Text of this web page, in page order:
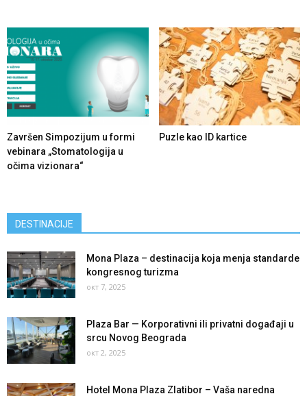
Završen Simpozijum u formi
vebinara „Stomatologija u
očima vizionara“
Puzle kao ID kartice
DESTINACIJE
Mona Plaza – destinacija koja menja standarde
kongresnog turizma
окт 7, 2025
Plaza Bar — Korporativni ili privatni događaji u
srcu Novog Beograda
окт 2, 2025
Hotel Mona Plaza Zlatibor – Vaša naredna